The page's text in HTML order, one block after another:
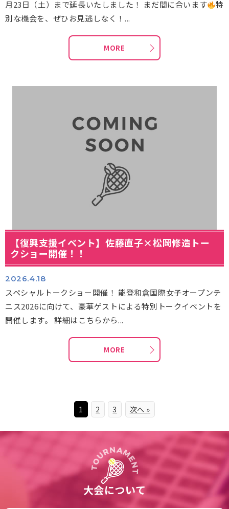
月23日（土）まで延長いたしました！ まだ間に合います
特
別な機会を、ぜひお見逃しなく！...
MORE
【復興支援イベント】佐藤直子×松岡修造トー
クショー開催！！
2026.4.18
スペシャルトークショー開催！ 能登和倉国際女子オープンテ
ニス2026に向けて、豪華ゲストによる特別トークイベントを
開催します。 詳細はこちらから...
MORE
1 2 3 次へ »
大会について